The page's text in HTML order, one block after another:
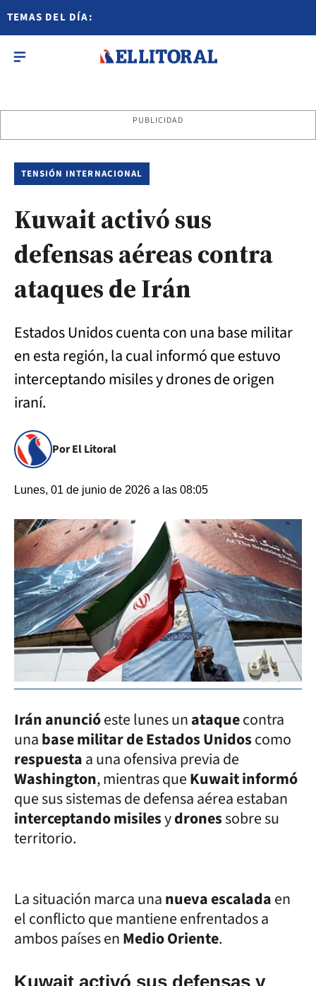
TEMAS DEL DÍA:
PUBLICIDAD
TENSIÓN INTERNACIONAL
Kuwait activó sus
defensas aéreas contra
ataques de Irán
Estados Unidos cuenta con una base militar
en esta región, la cual informó que estuvo
interceptando misiles y drones de origen
iraní.
Por El Litoral
Lunes, 01 de junio de 2026 a las 08:05
Irán anuncióeste lunes unataquecontra
unabase militar de Estados Unidoscomo
respuestaa una ofensiva previa de
Washington, mientras queKuwait informó
que sus sistemas de defensa aérea estaban
interceptando misilesydronessobre su
territorio.
La situación marca unanueva escaladaen
el conflicto que mantiene enfrentados a
ambos países enMedio Oriente.
Kuwait activó sus defensas y